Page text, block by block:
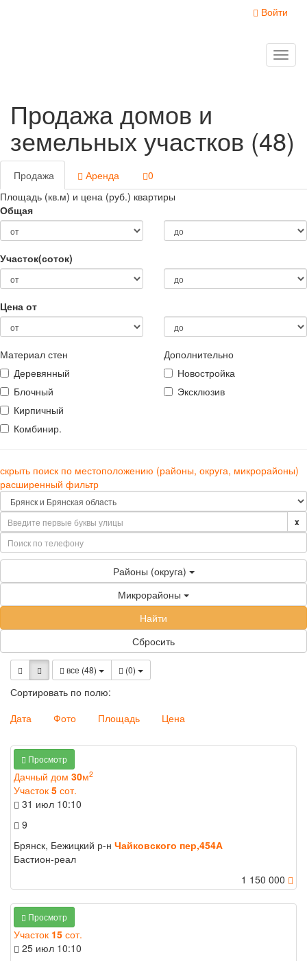
Войти
Продажа домов и
земельных участков (48)
Продажа Аренда
0
Площадь (кв.м) и цена (руб.) квартиры
Общая
Участок(соток)
Цена от
Материал стен
Деревянный
Блочный
Кирпичный
Комбинир.
Дополнительно
Новостройка
Эксклюзив
скрыть поиск по местоположению (районы, округа, микрорайоны)
расширенный фильтр
x
Районы (округа)
Микрорайоны
Найти
Сбросить
все (48) (0)
Сортировать по полю:
Дата
Фото Площадь Цена
Просмотр
Дачный дом 30м2
Участок 5 сот.
31 июл 10:10
9
Брянск, Бежицкий р-н Чайковского пер,454А
Бастион-реал
1 150 000
Просмотр
Участок 15 сот.
25 июл 10:10